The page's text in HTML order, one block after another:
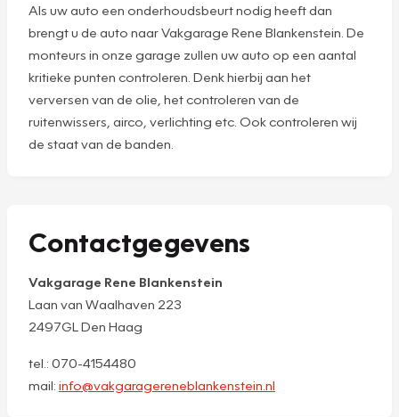
Als uw auto een onderhoudsbeurt nodig heeft dan
brengt u de auto naar Vakgarage Rene Blankenstein. De
monteurs in onze garage zullen uw auto op een aantal
kritieke punten controleren. Denk hierbij aan het
verversen van de olie, het controleren van de
ruitenwissers, airco, verlichting etc. Ook controleren wij
de staat van de banden.
Contactgegevens
Vakgarage Rene Blankenstein
Laan van Waalhaven 223
2497GL Den Haag
tel.: 070-4154480
mail: info@vakgaragereneblankenstein.nl